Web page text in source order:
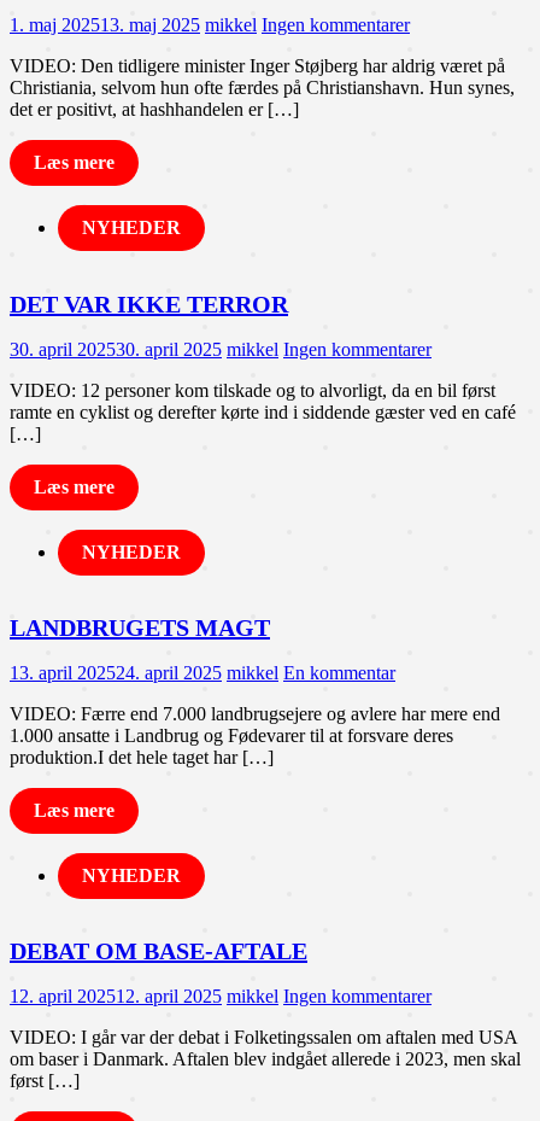
1. maj 202513. maj 2025 mikkel Ingen kommentarer
VIDEO: Den tidligere minister Inger Støjberg har aldrig været på
Christiania, selvom hun ofte færdes på Christianshavn. Hun synes,
det er positivt, at hashhandelen er […]
Læs mere
NYHEDER
DET VAR IKKE TERROR
30. april 202530. april 2025 mikkel Ingen kommentarer
VIDEO: 12 personer kom tilskade og to alvorligt, da en bil først
ramte en cyklist og derefter kørte ind i siddende gæster ved en café
[…]
Læs mere
NYHEDER
LANDBRUGETS MAGT
13. april 202524. april 2025 mikkel En kommentar
VIDEO: Færre end 7.000 landbrugsejere og avlere har mere end
1.000 ansatte i Landbrug og Fødevarer til at forsvare deres
produktion.I det hele taget har […]
Læs mere
NYHEDER
DEBAT OM BASE-AFTALE
12. april 202512. april 2025 mikkel Ingen kommentarer
VIDEO: I går var der debat i Folketingssalen om aftalen med USA
om baser i Danmark. Aftalen blev indgået allerede i 2023, men skal
først […]